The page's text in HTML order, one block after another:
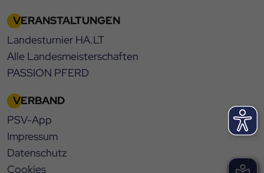
VERANSTALTUNGEN
Landesturnier HA.LT
Alle Landesmeisterschaften
PASSION PFERD
VERBAND
PSV-App
Impressum
Datenschutz
Cookies